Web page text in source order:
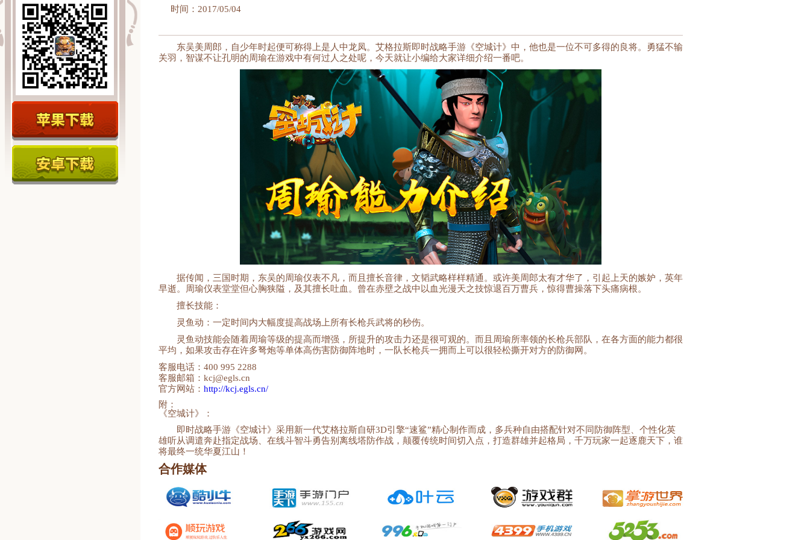
时间：2017/05/04
东吴美周郎，自少年时起便可称得上是人中龙凤。艾格拉斯即时战略手游《空城计》中，他也是一位不可多得的良将。勇猛不输
关羽，智谋不让孔明的周瑜在游戏中有何过人之处呢，今天就让小编给大家详细介绍一番吧。
据传闻，三国时期，东吴的周瑜仪表不凡，而且擅长音律，文韬武略样样精通。或许美周郎太有才华了，引起上天的嫉妒，英年
早逝。周瑜仪表堂堂但心胸狭隘，及其擅长吐血。曾在赤壁之战中以血光漫天之技惊退百万曹兵，惊得曹操落下头痛病根。
擅长技能：
灵鱼动：一定时间内大幅度提高战场上所有长枪兵武将的秒伤。
灵鱼动技能会随着周瑜等级的提高而增强，所提升的攻击力还是很可观的。而且周瑜所率领的长枪兵部队，在各方面的能力都很
平均，如果攻击存在许多弩炮等单体高伤害防御阵地时，一队长枪兵一拥而上可以很轻松撕开对方的防御网。
客服电话：400 995 2288
客服邮箱：kcj@egls.cn
官方网站： http://kcj.egls.cn/
附：
《空城计》：
即时战略手游《空城计》采用新一代艾格拉斯自研3D引擎“速鲨”精心制作而成，多兵种自由搭配针对不同防御阵型、个性化英
雄听从调遣奔赴指定战场、在线斗智斗勇告别离线塔防作战，颠覆传统时间切入点，打造群雄并起格局，千万玩家一起逐鹿天下，谁
将最终一统华夏江山！
合作媒体